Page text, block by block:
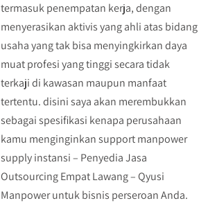
termasuk penempatan kerja, dengan
menyerasikan aktivis yang ahli atas bidang
usaha yang tak bisa menyingkirkan daya
muat profesi yang tinggi secara tidak
terkaji di kawasan maupun manfaat
tertentu. disini saya akan merembukkan
sebagai spesifikasi kenapa perusahaan
kamu menginginkan support manpower
supply instansi – Penyedia Jasa
Outsourcing Empat Lawang – Qyusi
Manpower untuk bisnis perseroan Anda.